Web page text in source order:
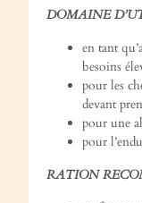
DOMAINE
en tant
besoins
pour les
devant
pour une
pour
RATION